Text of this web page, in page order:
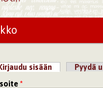
sisään (aktiivinen
Pyydä
*